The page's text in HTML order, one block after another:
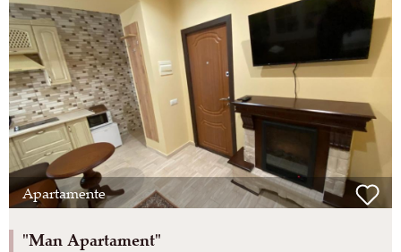
Apartamente
"Man Apartament"